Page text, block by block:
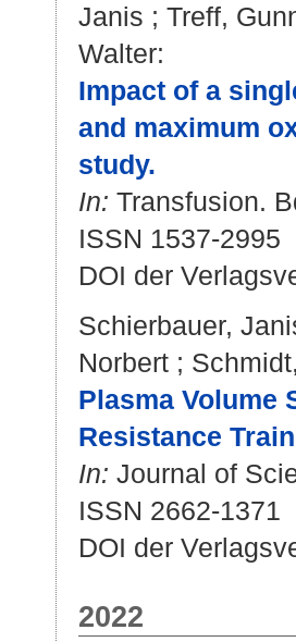
Janis ; Treff,
Walter:
Impact of a
and maximum
study.
In: Transfusion.
ISSN 1537-2995
DOI der
Schierbauer,
Norbert ;
Plasma Volume
Resistance
In: Journal of
ISSN 2662-1371
DOI der
2022